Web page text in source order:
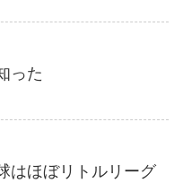
った
はほぼリトルリーグ